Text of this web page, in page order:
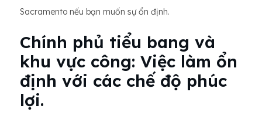
Sacramento nếu bạn muốn sự ổn định.
Chính phủ tiểu bang và
khu vực công: Việc làm ổn
định với các chế độ phúc
lợi.